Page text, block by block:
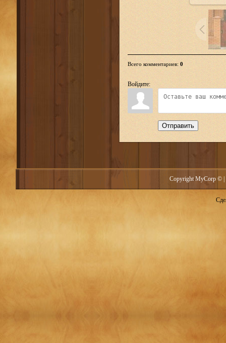
Всего комментариев: 0
Войдите:
Отправить
Copyright MyCorp © |